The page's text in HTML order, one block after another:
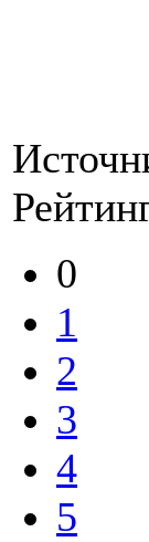
0
1
2
3
4
5